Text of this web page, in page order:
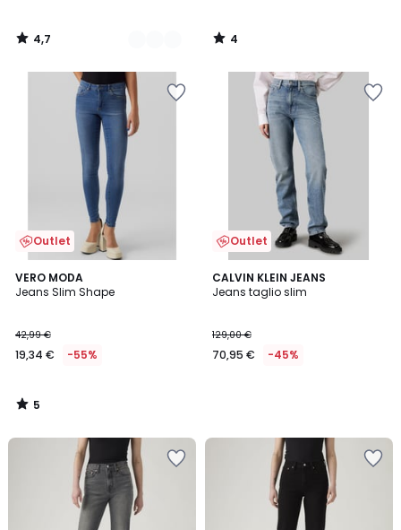
4,7
/
4
/
Outlet
VERO MODA
Jeans Slim Shape
42,99 €
19,34 € -55%
5
/
5
/
Outlet
CALVIN KLEIN JEANS
Jeans taglio slim
129,00 €
70,95 € -45%